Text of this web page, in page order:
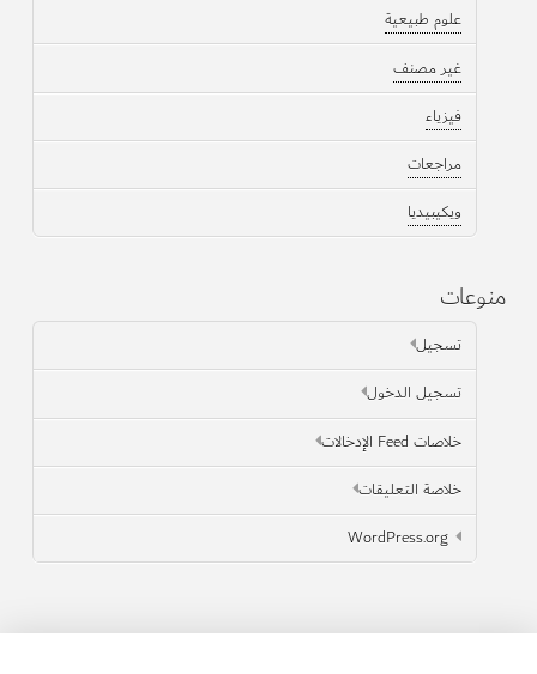
علوم طبيعية
غير مصنف
فيزياء
مراجعات
ويكيبيديا
منوعات
تسجيل
تسجيل الدخول
خلاصات Feed الإدخالات
خلاصة التعليقات
WordPress.org